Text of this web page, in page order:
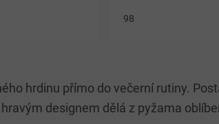
výrazným
Vyrobeno ze 100%
98
l
á
d
hrdinu přímo do večerní rutiny.
designem dělá z pyžama